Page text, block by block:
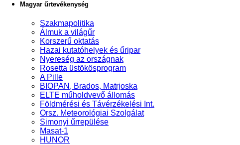
Magyar űrtevékenység
Szakmapolitika
Álmuk a világűr
Korszerű oktatás
Hazai kutatóhelyek és űripar
Nyereség az országnak
Rosetta üstökösprogram
A Pille
BIOPAN, Brados, Matrjoska
ELTE műholdvevő állomás
Földmérési és Távérzékelési Int.
Orsz. Meteorológiai Szolgálat
Simonyi űrrepülése
Masat-1
HUNOR